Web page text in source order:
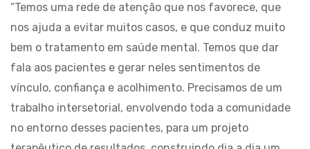
“Temos uma rede de atenção que nos favorece, que
nos ajuda a evitar muitos casos, e que conduz muito
bem o tratamento em saúde mental. Temos que dar
fala aos pacientes e gerar neles sentimentos de
vínculo, confiança e acolhimento. Precisamos de um
trabalho intersetorial, envolvendo toda a comunidade
no entorno desses pacientes, para um projeto